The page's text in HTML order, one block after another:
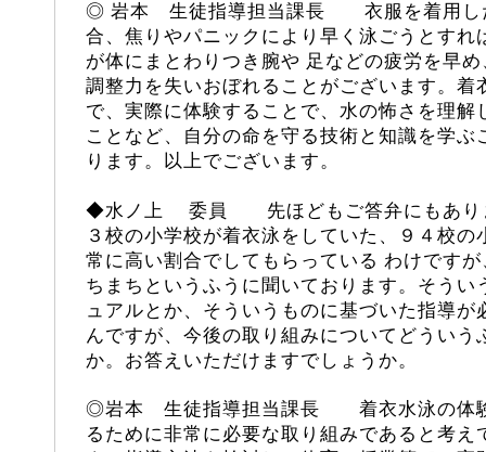
◎ 岩本 生徒指導担当課長 衣服を着用し
合、焦りやパニックにより早く泳ごうとすれ
が体にまとわりつき腕や 足などの疲労を早
調整力を失いおぼれることがございます。着
で、実際に体験することで、水の怖さを理解
ことなど、自分の命を守る技術と知識を学ぶ
ります。以上でございます。
◆水ノ上 委員 先ほどもご答弁にもあり
３校の小学校が着衣泳をしていた、９４校
常に高い割合でしてもらっている わけです
ちまちというふうに聞いております。そうい
ュアルとか、そういうものに基づいた指導が
んですが、今後の取り組みについてどういう
か。お答えいただけますでしょうか。
◎岩本 生徒指導担当課長 着衣水泳の体験
るために非常に必要な取り組みであると考え